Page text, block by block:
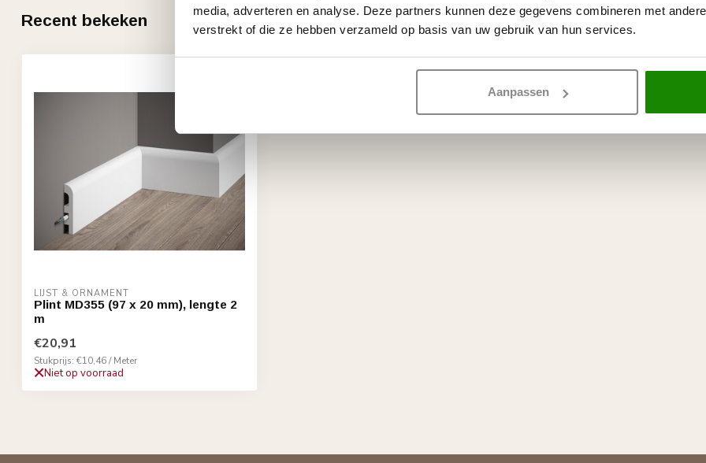
media, adverteren en analyse. Deze partners kunnen deze gegevens combineren met
verstrekt of die ze hebben verzameld op basis van uw gebruik van hun services.
Aanpassen
Recent bekeken
LIJST & ORNAMENT
Plint MD355 (97 x 20 mm), lengte 2
m
€20,91
Stukprijs: €10,46 / Meter
Niet op voorraad